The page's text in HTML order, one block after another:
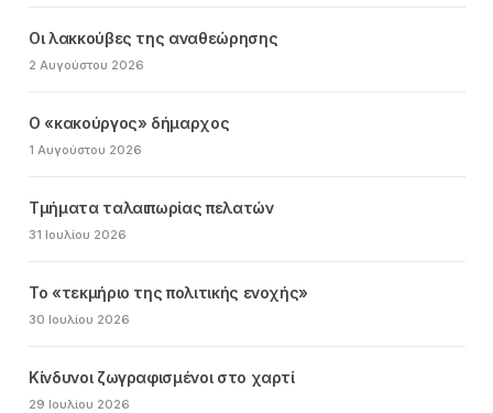
Οι λακκούβες της αναθεώρησης
2 Αυγούστου 2026
Ο «κακούργος» δήμαρχος
1 Αυγούστου 2026
Τμήματα ταλαιπωρίας πελατών
31 Ιουλίου 2026
Το «τεκμήριο της πολιτικής ενοχής»
30 Ιουλίου 2026
Κίνδυνοι ζωγραφισμένοι στο χαρτί
29 Ιουλίου 2026